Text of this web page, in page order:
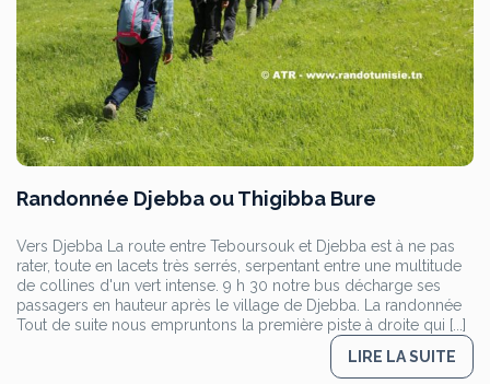
Randonnée Djebba ou Thigibba Bure
Vers Djebba La route entre Teboursouk et Djebba est à ne pas
rater, toute en lacets très serrés, serpentant entre une multitude
de collines d'un vert intense. 9 h 30 notre bus décharge ses
passagers en hauteur après le village de Djebba. La randonnée
Tout de suite nous empruntons la première piste à droite qui [...]
LIRE LA SUITE